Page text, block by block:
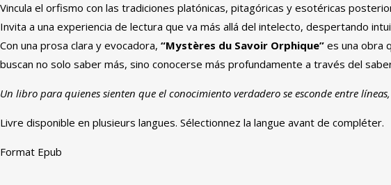
Vincula el orfismo con las tradiciones platónicas, pitagóricas y esotéricas
Invita a una experiencia de lectura que va más allá del intelecto, despertando
Con una prosa clara y evocadora, “Mystères du Savoir Orphique” es una obra
buscan no solo saber más, sino conocerse más profundamente a través del
Un libro para quienes sienten que el conocimiento verdadero se esconde entre líneas,
Livre disponible en plusieurs langues. Sélectionnez la langue avant de compléter.
Format Epub